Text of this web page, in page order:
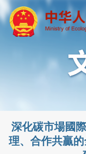
深化碳市場國
理、合作共贏